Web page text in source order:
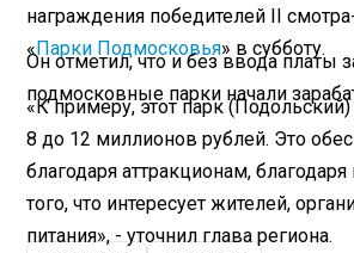
награждения победителей II
«Парки Подмосковья» в субботу.
Он отметил, что и без ввода платы
подмосковные парки начали
«К примеру, этот парк
8 до 12 миллионов рублей. Это
благодаря аттракционам,
того, что интересует жителей,
питания», - уточнил глава региона.